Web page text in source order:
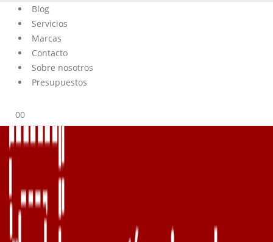
Blog
Servicios
Marcas
Contacto
Sobre nosotros
Presupuestos
00